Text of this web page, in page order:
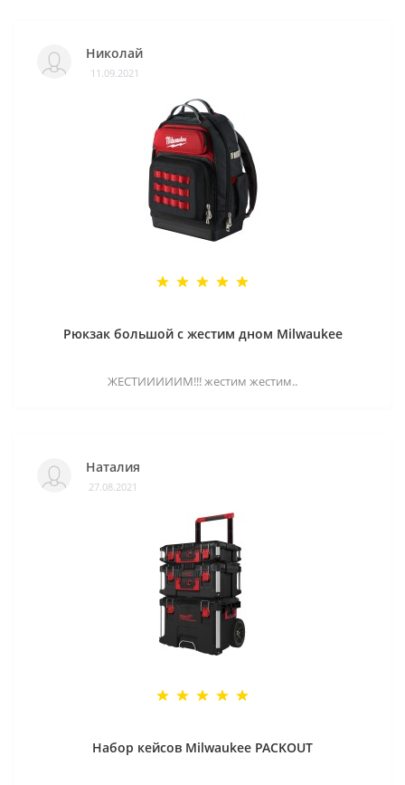
Николай
11.09.2021
Рюкзак большой с жестим дном Milwaukee
ЖЕСТИИИИИМ!!! жестим жестим..
Наталия
27.08.2021
Набор кейсов Milwaukee PACKOUT